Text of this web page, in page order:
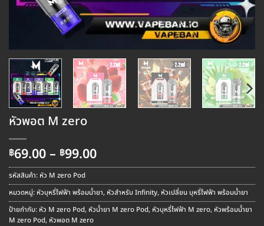
หัวพอต M zero
฿69.00– ฿99.00Price
range:
through
฿99.00
รหัสสินค้า: หัว M zero Pod
หมวดหมู่: หัวบุหรี่ไฟฟ้า พร้อมน้ำยา, หัวสำหรับ Infinity, หัวเปลี่ยน บุหรี่ไฟฟ้า พร้อมน้ำยา
ป้ายกำกับ: หัว M zero Pod, หัวน้ำยา M zero Pod, หัวบุหรี่ไฟฟ้า M zero, หัวพร้อมน้ำยา
M zero Pod, หัวพอต M zero